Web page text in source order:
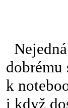
dobrému
k
i když